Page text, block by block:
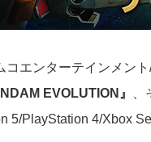
コエンターテインメン
EVOLUTION』
5/PlayStation 4/Xbox